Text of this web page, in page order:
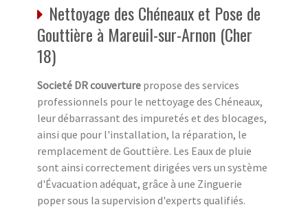
Nettoyage des Chéneaux et Pose de
Gouttière à Mareuil-sur-Arnon (Cher
18)
Societé DR couverture propose des services
professionnels pour le nettoyage des Chéneaux,
leur débarrassant des impuretés et des blocages,
ainsi que pour l'installation, la réparation, le
remplacement de Gouttière. Les Eaux de pluie
sont ainsi correctement dirigées vers un système
d'Évacuation adéquat, grâce à une Zinguerie
poper sous la supervision d'experts qualifiés.